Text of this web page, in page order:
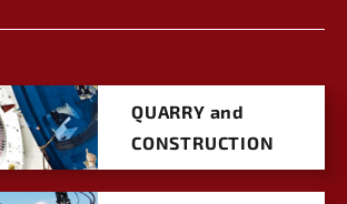
QUARRY and
CONSTRUCTION